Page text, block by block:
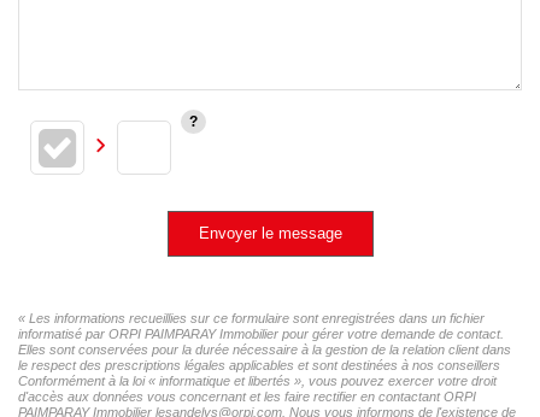
Envoyer le message
« Les informations recueillies sur ce formulaire sont enregistrées dans un fichier
informatisé par ORPI PAIMPARAY Immobilier pour gérer votre demande de contact.
Elles sont conservées pour la durée nécessaire à la gestion de la relation client dans
le respect des prescriptions légales applicables et sont destinées à nos conseillers
Conformément à la loi « informatique et libertés », vous pouvez exercer votre droit
d'accès aux données vous concernant et les faire rectifier en contactant ORPI
PAIMPARAY Immobilier lesandelys@orpi.com. Nous vous informons de l'existence de